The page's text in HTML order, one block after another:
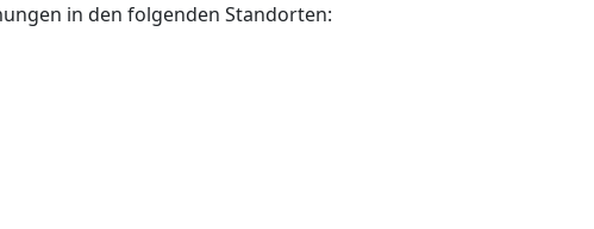
in den folgenden Standorten: